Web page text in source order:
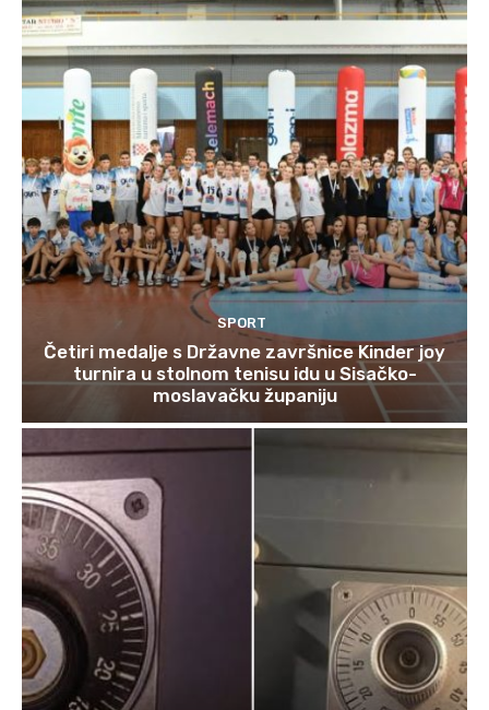
SPORT
Četiri medalje s Državne završnice Kinder joy
turnira u stolnom tenisu idu u Sisačko-
moslavačku županiju